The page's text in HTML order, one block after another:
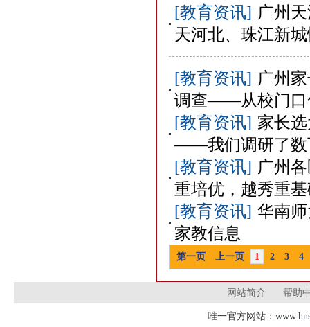
[教育资讯] 广州
天河北、珠江新
[教育资讯] 广州
调查——从校门口
[教育资讯] 家长
——我们调研了数
[教育资讯] 广州
重培优，越秀重
[教育资讯] 华南
家教信息
第一页 上一页 1 2 3 4
网站简介 帮助
唯一官方网站：